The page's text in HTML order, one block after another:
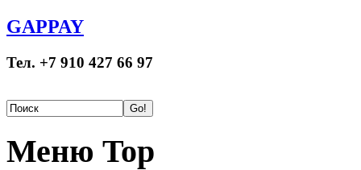
GAPPAY
Тел. +7 910 427 66 97
Меню Top